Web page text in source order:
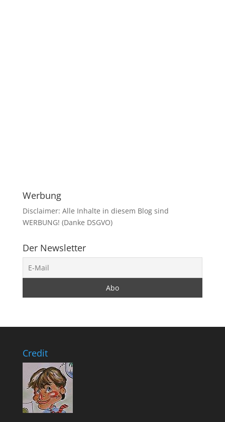
Werbung
Disclaimer: Alle Inhalte in diesem Blog sind
WERBUNG! (Danke DSGVO)
Der Newsletter
Credit